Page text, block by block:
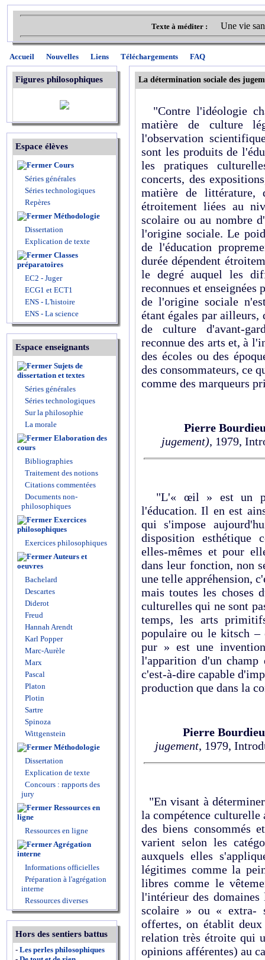
Texte à méditer : Une vie
Accueil Nouvelles Liens Téléchargements FAQ
Figures philosophiques
Espace élèves
Cours
Séries générales
Séries technologiques
Repères
Méthodologie
Dissertation
Explication de texte
Classes
préparatoires
EC2 - Juger
ECG1 et ECT1
ENS - L'histoire
ENS - La science
Espace enseignants
Sujets de
dissertation et textes
Séries générales
Séries technologiques
Sur la philosophie
La morale
Elaboration des
cours
Bibliographies
Traitement des notions
Citations commentées
Documents non-
philosophiques
Exercices
philosophiques
Exercices philosophiques
Auteurs et
oeuvres
Bachelard
Descartes
Diderot
Freud
Hannah Arendt
Karl Popper
Marc-Aurèle
Marx
Pascal
Platon
Plotin
Sartre
Spinoza
Wittgenstein
Méthodologie
Dissertation
Explication de texte
Concours : rapports des
jury
Ressources en
ligne
Ressources en ligne
Agrégation
interne
Informations officielles
Préparation à l'agrégation
interne
Ressources diverses
Hors des sentiers battus
- Les perles philosophiques
La détermination sociale des
"Contre l'idéologie
matière de culture
l'observation
sont les produits de
les pratiques
concerts, des
matière de littérature,
étroitement liées au
scolaire ou au nombre
l'origine sociale. Le
de l'éducation
durée dépendent
le degré auquel les
reconnues et
de l'origine sociale
étant égales par
de culture d'avant-
reconnue des arts et, à
des écoles ou des
des consommateurs, ce
comme des marqueurs
Pierre
jugement), 1979,
"L'« œil » est un
l'éducation. Il en est
qui s'impose
disposition esthétique
elles-mêmes et pour
dans leur fonction, non
une telle appréhension,
mais toutes les choses
culturelles qui ne sont
temps, les arts
populaire ou le kitsch –
pur » est une
l'apparition d'un champ
c'est-à-dire capable
production que dans la
Pierre Bourdieu
jugement, 1979,
"En visant à
la compétence culturelle
des biens consommés
varient selon les
auxquels elles
légitimes comme la
libres comme le
l'intérieur des
scolaire » ou « extra-
offertes, on établit
relation très étroite qui
opinions afférentes) au